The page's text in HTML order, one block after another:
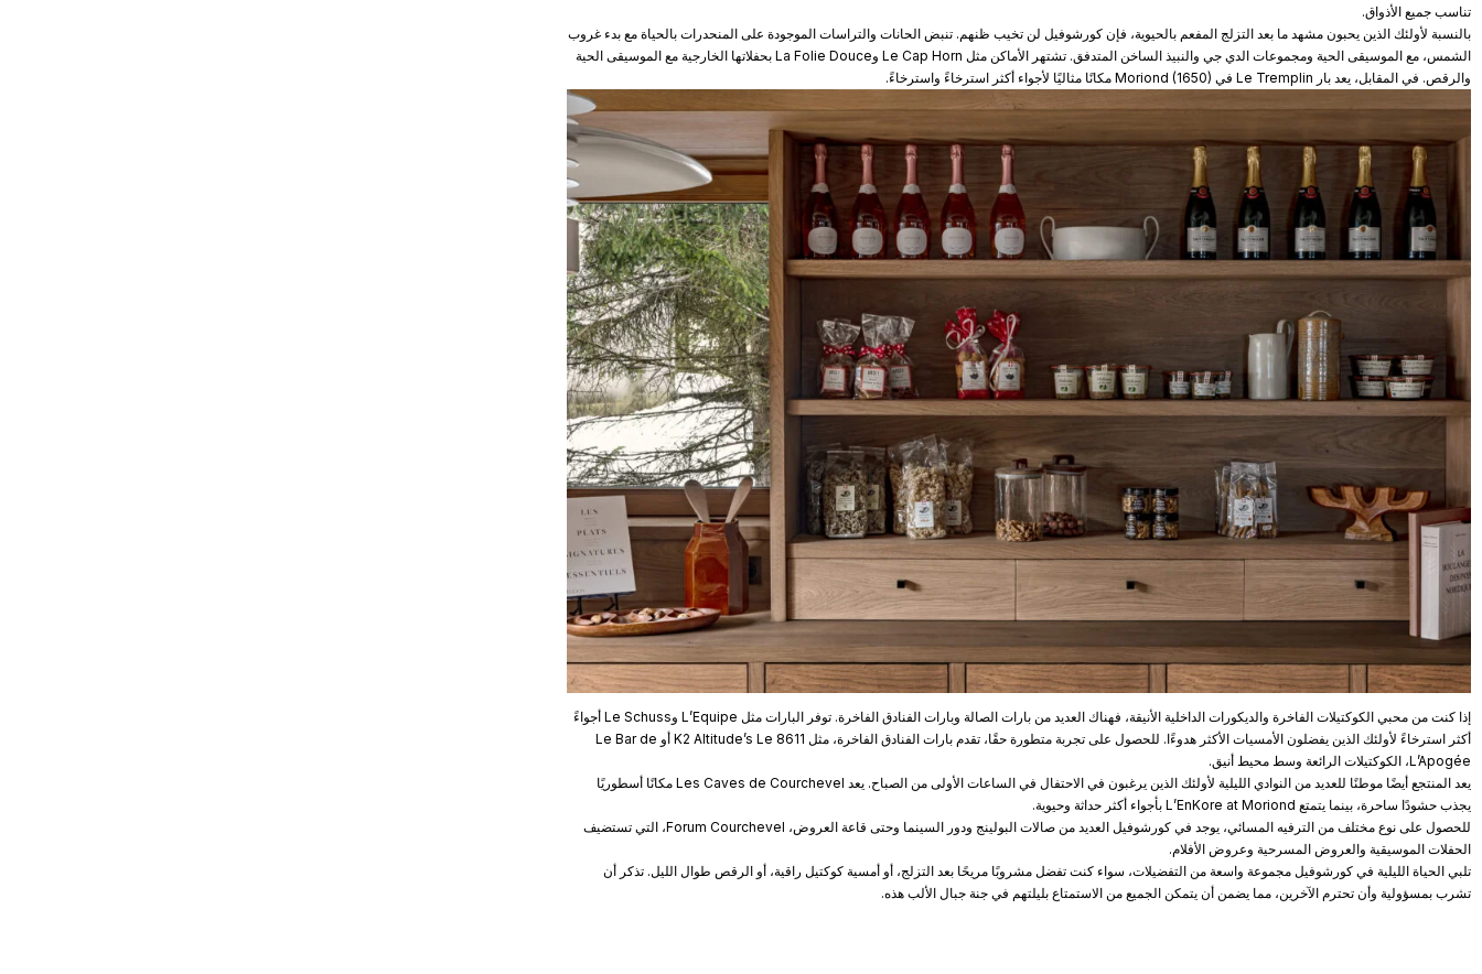
تناسب جميع الأذواق.
بالنسبة لأولئك الذين يحبون مشهد ما بعد التزلج المفعم بالحيوية، فإن كورشوفيل لن تخيب ظنهم. تنبض الحانات والتراسات الموجودة على المنحدرات بالحياة مع بدء غروب
الشمس، مع الموسيقى الحية ومجموعات الدي جي والنبيذ الساخن المتدفق. تشتهر الأماكن مثل Le Cap Horn وLa Folie Douce بحفلاتها الخارجية مع الموسيقى الحية
والرقص. في المقابل، يعد بار Le Tremplin في Moriond (1650) مكانًا مثاليًا لأجواء أكثر استرخاءً واسترخاءً.
إذا كنت من محبي الكوكتيلات الفاخرة والديكورات الداخلية الأنيقة، فهناك العديد من بارات الصالة وبارات الفنادق الفاخرة. توفر البارات مثل L’Equipe وLe Schuss أجواءً
أكثر استرخاءً لأولئك الذين يفضلون الأمسيات الأكثر هدوءًا. للحصول على تجربة متطورة حقًا، تقدم بارات الفنادق الفاخرة، مثل K2 Altitude’s Le 8611 أو Le Bar de
L’Apogée، الكوكتيلات الرائعة وسط محيط أنيق.
يعد المنتجع أيضًا موطنًا للعديد من النوادي الليلية لأولئك الذين يرغبون في الاحتفال في الساعات الأولى من الصباح. يعد Les Caves de Courchevel مكانًا أسطوريًا
يجذب حشودًا ساحرة، بينما يتمتع L’EnKore at Moriond بأجواء أكثر حداثة وحيوية.
للحصول على نوع مختلف من الترفيه المسائي، يوجد في كورشوفيل العديد من صالات البولينج ودور السينما وحتى قاعة العروض، Forum Courchevel، التي تستضيف
الحفلات الموسيقية والعروض المسرحية وعروض الأفلام.
تلبي الحياة الليلية في كورشوفيل مجموعة واسعة من التفضيلات، سواء كنت تفضل مشروبًا مريحًا بعد التزلج، أو أمسية كوكتيل راقية، أو الرقص طوال الليل. تذكر أن
تشرب بمسؤولية وأن تحترم الآخرين، مما يضمن أن يتمكن الجميع من الاستمتاع بليلتهم في جنة جبال الألب هذه.